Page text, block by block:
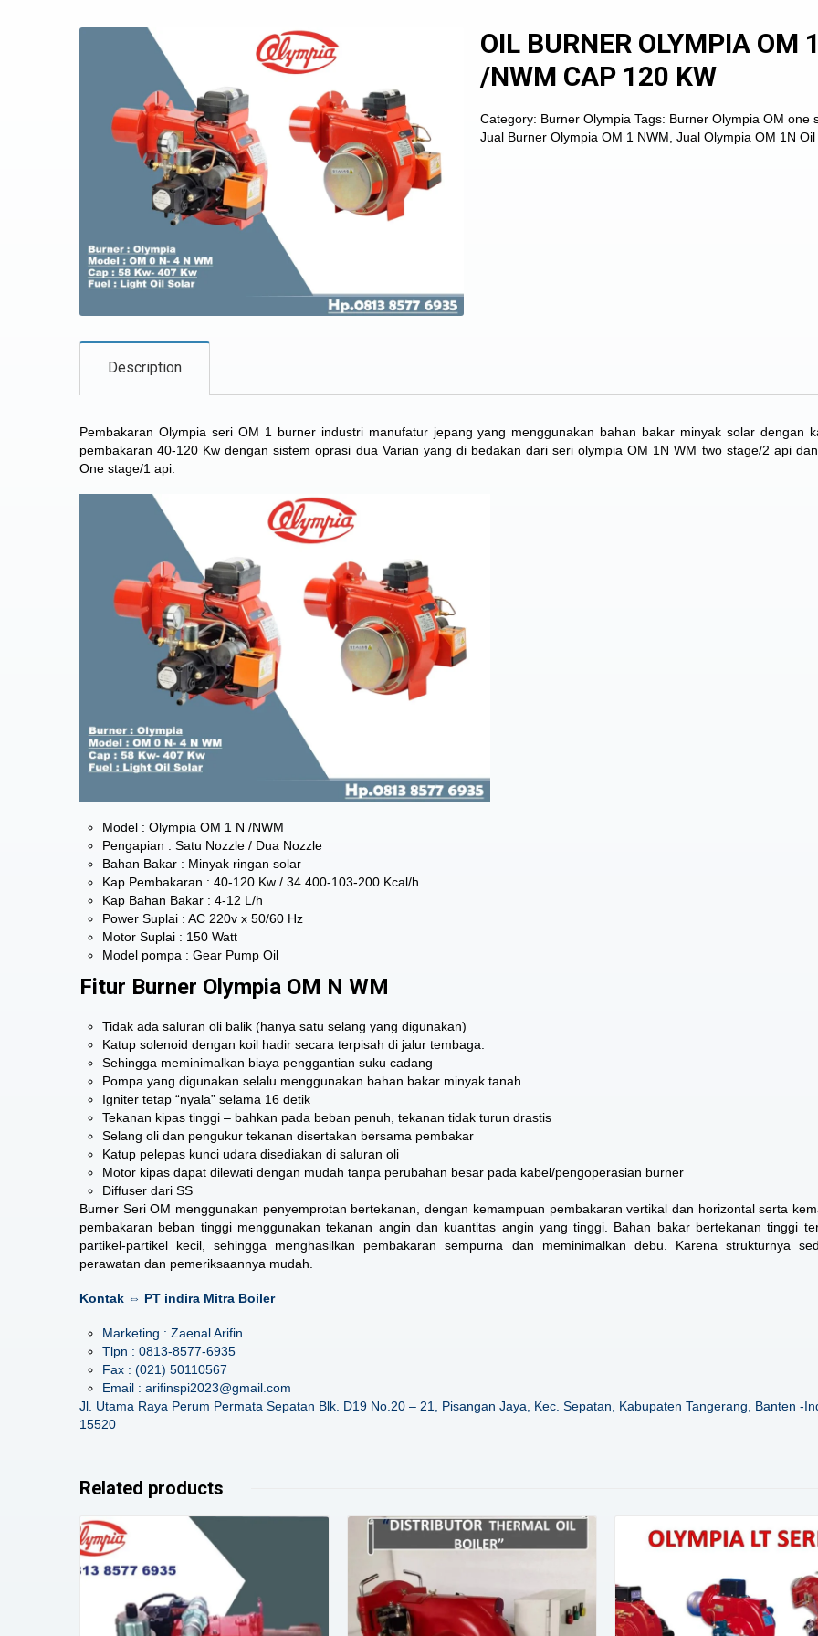
OIL BURNER OLYMPIA OM
/NWM CAP 120 KW
Category: Burner Olympia Tags: Burner Olympia OM one
Jual Burner Olympia OM 1 NWM ,Jual Olympia OM 1N
Description
Pembakaran Olympia seri OM 1 burner industri manufatur jepang yang menggunakan bahan bakar minyak solar dengan
pembakaran 40-120 Kw dengan sistem oprasi dua Varian yang di bedakan dari seri olympia OM 1N WM two stage/2 api
One stage/1 api.
Model : Olympia OM 1 N /NWM
Pengapian : Satu Nozzle / Dua Nozzle
Bahan Bakar : Minyak ringan solar
Kap Pembakaran : 40-120 Kw / 34.400-103-200 Kcal/h
Kap Bahan Bakar : 4-12 L/h
Power Suplai : AC 220v x 50/60 Hz
Motor Suplai : 150 Watt
Model pompa : Gear Pump Oil
Fitur Burner Olympia OM N WM
Tidak ada saluran oli balik (hanya satu selang yang digunakan)
Katup solenoid dengan koil hadir secara terpisah di jalur tembaga.
Sehingga meminimalkan biaya penggantian suku cadang
Pompa yang digunakan selalu menggunakan bahan bakar minyak tanah
Igniter tetap “nyala” selama 16 detik
Tekanan kipas tinggi – bahkan pada beban penuh, tekanan tidak turun drastis
Selang oli dan pengukur tekanan disertakan bersama pembakar
Katup pelepas kunci udara disediakan di saluran oli
Motor kipas dapat dilewati dengan mudah tanpa perubahan besar pada kabel/pengoperasian burner
Diffuser dari SS
Burner Seri OM menggunakan penyemprotan bertekanan, dengan kemampuan pembakaran vertikal dan horizontal serta
pembakaran beban tinggi menggunakan tekanan angin dan kuantitas angin yang tinggi. Bahan bakar bertekanan tinggi
partikel-partikel kecil, sehingga menghasilkan pembakaran sempurna dan meminimalkan debu. Karena strukturnya
perawatan dan pemeriksaannya mudah.
Kontak ⇔ PT indira Mitra Boiler
Marketing : Zaenal Arifin
Tlpn : 0813-8577-6935
Fax : (021) 50110567
Email : arifinspi2023@gmail.com
Jl. Utama Raya Perum Permata Sepatan Blk. D19 No.20 – 21, Pisangan Jaya, Kec. Sepatan, Kabupaten Tangerang, Banten -
15520
Related products